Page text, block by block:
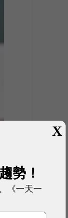
X
勢！
《一天一